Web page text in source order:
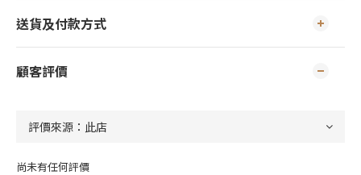
送貨及付款方式
顧客評價
尚未有任何評價